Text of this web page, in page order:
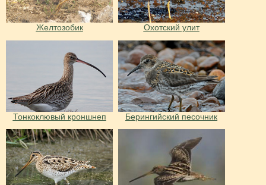
Желтозобик Охотский улит
Тонкоклювый кроншнеп Берингийский песочник